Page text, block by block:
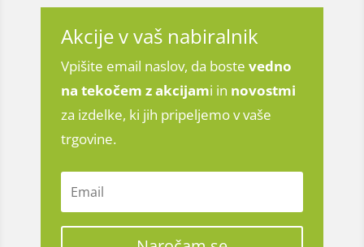
Akcije v vaš nabiralnik
Vpišite email naslov, da boste vedno
na tekočem zakcijami in novostmi
za izdelke, ki jih pripeljemo v vaše
trgovine.